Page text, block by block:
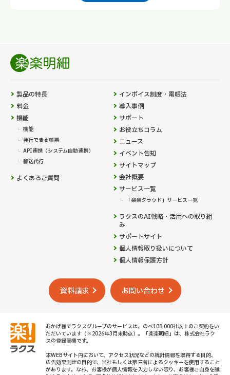
製品の特長
料金
機能
機能
発行できる帳票
API連携（システム自動連携）
郵送代行
よくあるご質問
インボイス制度・電帳法
導入事例
サポート
お役立ちコラム
ニュース
イベント告知
サイトマップ
会社概要
サービス一覧
「楽楽クラウド」サービス一覧
ラクスのAI戦略・活用への取り組
み
サポートサイト
個人情報取り扱いについて
個人情報保護方針
資料請求 お問い合わせ
おかげ様でラクスグループのサービスは、のべ108,000社以上のご契約をい
ただいています（※2026年3月末時点）。「楽楽明細」は、株式会社ラク
スの登録商標です。
本WEBサイト内において、アクセス状況などの統計情報を取得する目的、
広告効果測定の目的で、当社もしくは第三者によるクッキーを使用すること
があります。なお、お客様が個人情報を入力しない限り、お客様ご自身を識